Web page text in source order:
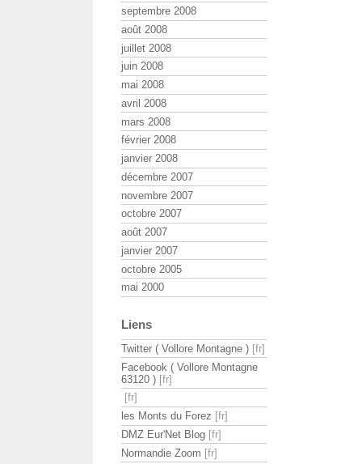
septembre 2008
août 2008
juillet 2008
juin 2008
mai 2008
avril 2008
mars 2008
février 2008
janvier 2008
décembre 2007
novembre 2007
octobre 2007
août 2007
janvier 2007
octobre 2005
mai 2000
Liens
Twitter ( Vollore Montagne )
Facebook ( Vollore Montagne
63120 )
les Monts du Forez
DMZ Eur'Net Blog
Normandie Zoom